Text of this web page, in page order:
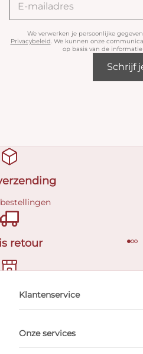
We verwerken je persoonlijke
Privacybeleid. We kunnen onze
op basis van de
Schrijf
retour
afspraak
Klantenservice
Onze services